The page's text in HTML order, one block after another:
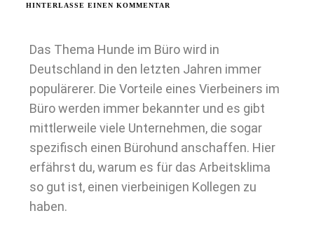
HINTERLASSE EINEN KOMMENTAR
Das Thema Hunde im Büro wird in
Deutschland in den letzten Jahren immer
populärerer. Die Vorteile eines Vierbeiners im
Büro werden immer bekannter und es gibt
mittlerweile viele Unternehmen, die sogar
spezifisch einen Bürohund anschaffen. Hier
erfährst du, warum es für das Arbeitsklima
so gut ist, einen vierbeinigen Kollegen zu
haben.